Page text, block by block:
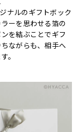
ナルのギフトボック
ーを思わせる箔の
を結ぶことでギフ
ながらも、相手へ
。